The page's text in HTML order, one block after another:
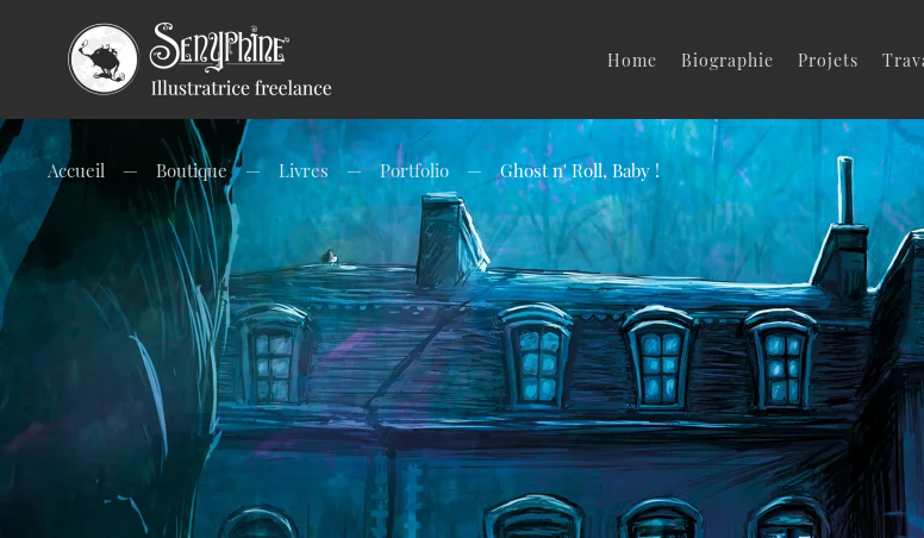
Home Biographie Projets
Accueil Boutique Livres Portfolio Ghost n' Roll, Baby !